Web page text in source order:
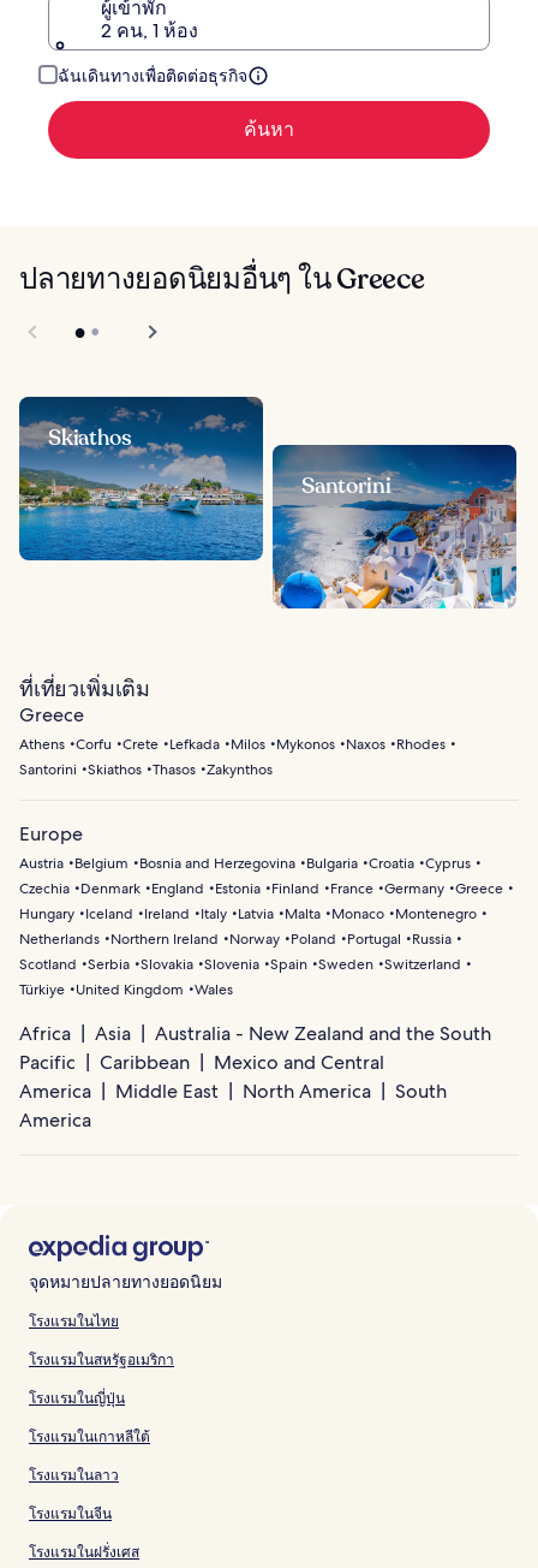
ผู้เข้าพัก
2 คน, 1 ห้อง
ฉันเดินทางเพื่อติดต่อธุรกิจ
ค้นหา
ปลายทางยอดนิยมอื่นๆ ใน Greece
Skiathos
Santorini
ที่เที่ยวเพิ่มเติม
Greece
Athens Corfu Crete Lefkada Milos Mykonos Naxos
Rhodes
Santorini
Skiathos Thasos Zakynthos
Europe
Austria Belgium Bosnia and Herzegovina Bulgaria Croatia Cyprus
Czechia
Denmark England Estonia Finland France Germany Greece
Hungary
Iceland Ireland Italy Latvia Malta Monaco
Montenegro
Netherlands
Northern Ireland Norway Poland Portugal
Russia
Scotland
Serbia Slovakia Slovenia Spain Sweden Switzerland
Türkiye
United Kingdom Wales
Africa Asia
Australia - New Zealand and the South
Pacific
Caribbean
Mexico and Central
America
Middle East North America
South
America
จุดหมายปลายทางยอดนิยม
โรงแรมในไทย
โรงแรมในสหรัฐอเมริกา
โรงแรมในญี่ปุ่น
โรงแรมในเกาหลีใต้
โรงแรมในลาว
โรงแรมในจีน
โรงแรมในฝรั่งเศส